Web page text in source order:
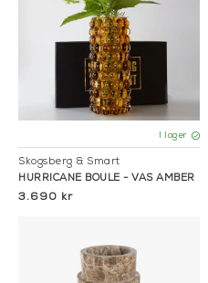
I lager
Skogsberg & Smart
HURRICANE BOULE - VAS AMBER
3.690 kr